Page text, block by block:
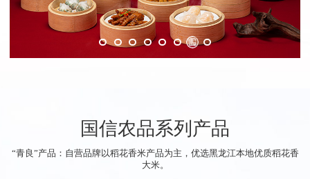
国信农品系列产品
“青良”产品：自营品牌以稻花香米产品为主，优选黑龙江本地优质稻花香
大米。